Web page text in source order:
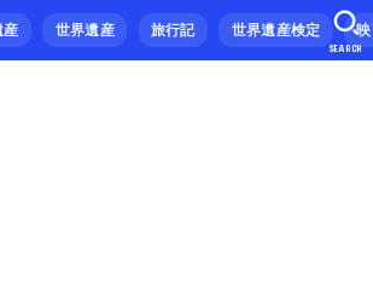
産 世界遺産 旅行記 世界遺産検定
SEARCH